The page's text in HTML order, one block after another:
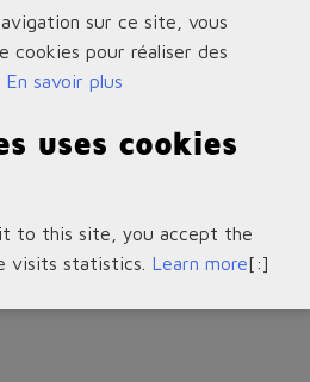
économie d’énergie
de bureau : 24 ports RJ45
10/100/1000
ports RJ45 10/100/1000 + 2
sur ce site, vous
cookies pour réaliser des
En savoir plus
uses cookies
to this site, you accept the
visits statistics. Learn more[:]